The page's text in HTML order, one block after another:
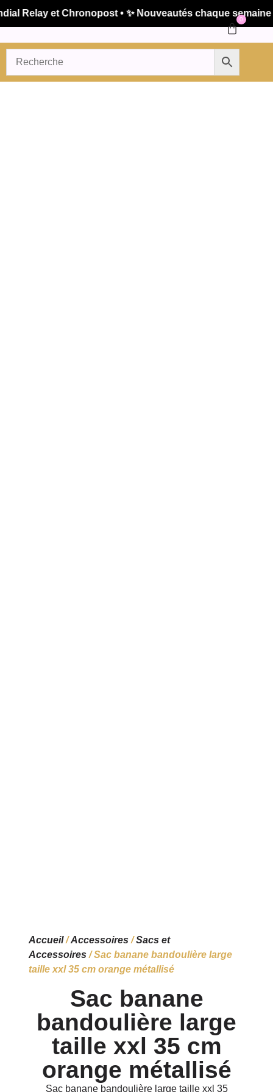
et Chronopost • ✨ Nouveautés chaque semaine •
0
Accueil/Accessoires/Sacs et
Accessoires/ Sac banane bandoulière large
taille xxl 35 cm orange métallisé
Sac banane
bandoulière large
taille xxl 35 cm
orange métallisé
Sac banane bandoulière large taille xxl 35